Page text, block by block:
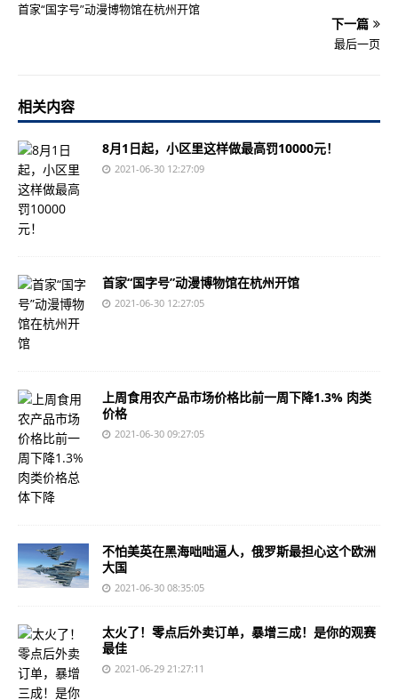
首家“国字号”动漫博物馆在杭州开馆
下一篇
最后一页
相关内容
8月1日起，小区里这样做最高罚10000元！
2021-06-30 12:27:09
首家“国字号”动漫博物馆在杭州开馆
2021-06-30 12:27:05
上周食用农产品市场价格比前一周下降1.3% 肉类
价格
2021-06-30 09:27:05
不怕美英在黑海咄咄逼人，俄罗斯最担心这个欧洲
大国
2021-06-30 08:35:05
太火了！零点后外卖订单，暴增三成！是你的观赛
最佳
2021-06-29 21:27:11